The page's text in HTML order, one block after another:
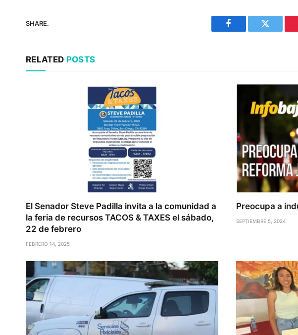
SHARE.
Facebook Twitter
RELATED POSTS
El Senador Steve Padilla invita a la comunidad a
la feria de recursos TACOS & TAXES el sábado,
22 de febrero
FEBRERO 14, 2025
Preocupa a
SEPTIEMBRE 5, 2024